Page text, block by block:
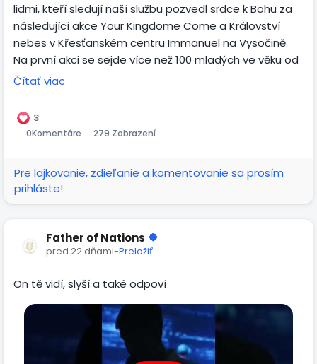
lidmi, kteří sledují naší službu pozvedl srdce k Bohu za
následující akce Your Kingdome Come a Království
nebes v Křesťanském centru Immanuel na Vysočině.
Na první akci se sejde více než 100 mladých ve věku od
18 do 25 let a věřím, že to bude čas, kdy se bude Duch
Čítať viac
3
0Komentáre 279 Zobrazení
Pre lajkovanie, zdieľanie a komentovanie sa prosím
prihláste!
Father of Nations
pred 22 dňami-Preložiť
On tě vidí, slyší a také odpoví